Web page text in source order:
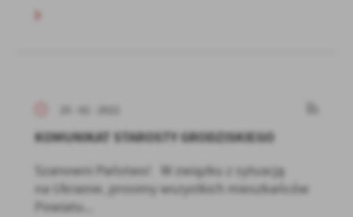
KOMUNIKAT STAROSTY GRODZISKIEGO
Szanowni Państwo! W związku z sytuacją
na Ukrainie, prosimy wszystkich mieszkańców
Powiatu...